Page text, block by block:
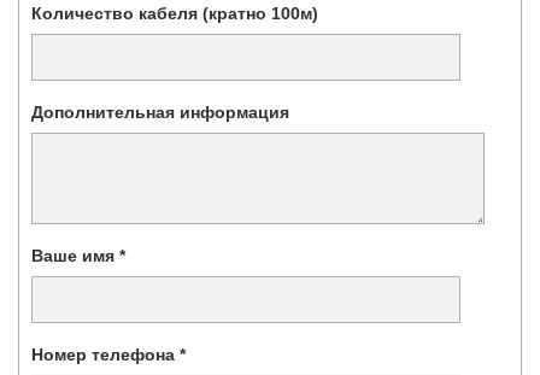
Количество кабеля (кратно 100м)
Дополнительная информация
Ваше имя *
Номер телефона *